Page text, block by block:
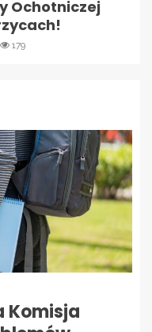
Ochotniczej
179
Komisja